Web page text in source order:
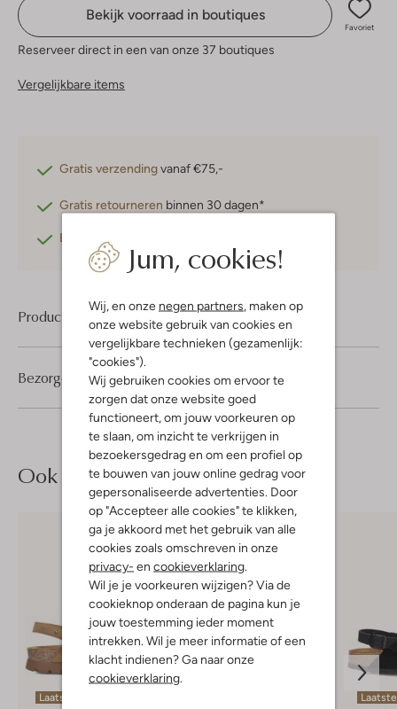
Jum, cookies!
Wij, en onze negen partners , maken op
onze website gebruik van cookies en
vergelijkbare technieken (gezamenlijk:
"cookies").
Wij gebruiken cookies om ervoor te
zorgen dat onze website goed
functioneert, om jouw voorkeuren op
te slaan, om inzicht te verkrijgen in
bezoekersgedrag en om een profiel op
te bouwen van jouw online gedrag voor
gepersonaliseerde advertenties. Door
op "Accepteer alle cookies" te klikken,
ga je akkoord met het gebruik van alle
cookies zoals omschreven in onze
privacy- en cookieverklaring
Wil je je voorkeuren wijzigen? Via de
cookieknop onderaan de pagina kun je
jouw toestemming ieder moment
intrekken. Wil je meer informatie of een
klacht indienen? Ga naar onze
cookieverklaring
Bekijk voorraad in boutiques
Favoriet
Reserveer direct in een van onze 37 boutiques
Vergelijkbare items
Gratis verzendingvanaf €75,-
Gratis retourneren binnen 30 dagen*
Betaal achteraf
Product informatie
Bezorgen & retourneren
Ook iets voor jou?
Laatste item